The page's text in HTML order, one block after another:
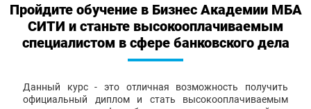
Пройдите обучение в Бизнес Академии МБА
СИТИ и станьте высокооплачиваемым
специалистом в сфере банковского дела
Данный курс - это отличная возможность получить
официальный диплом и стать высокооплачиваемым